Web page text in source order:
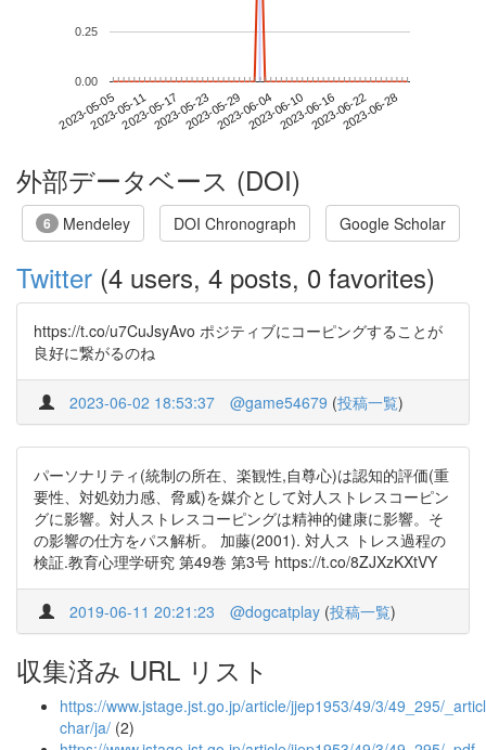
2023-05-052023-05-112023-05-172023-05-232023-05-292023-06-042023-06-102023-06-162023-06-222023-06-28
0.00
0.25
外部データベース (DOI)
6 Mendeley DOI Chronograph Google Scholar
Twitter (4 users, 4 posts, 0 favorites)
https://t.co/u7CuJsyAvo ポジティブにコーピングすることが
良好に繋がるのね
2023-06-02 18:53:37 @game54679 (投稿一覧)
パーソナリティ(統制の所在、楽観性,自尊心)は認知的評価(重
要性、対処効力感、脅威)を媒介として対人ストレスコーピン
グに影響。対人ストレスコーピングは精神的健康に影響。そ
の影響の仕方をパス解析。 加藤(2001). 対人ス トレス過程の
検証.教育心理学研究 第49巻 第3号 https://t.co/8ZJXzKXtVY
2019-06-11 20:21:23 @dogcatplay (投稿一覧)
収集済み URL リスト
https://www.jstage.jst.go.jp/article/jjep1953/49/3/49_295/
char/ja/ (2)